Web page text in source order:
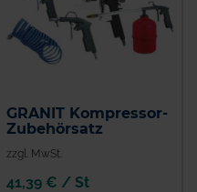
GRANIT Kompressor-
Zubehörsatz
zzgl. MwSt.
41,39 € / St